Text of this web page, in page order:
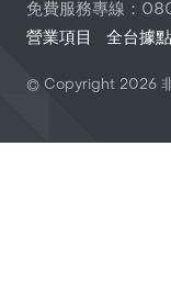
免費服務專線：
營業項目
全台據點
© Copyright 2026